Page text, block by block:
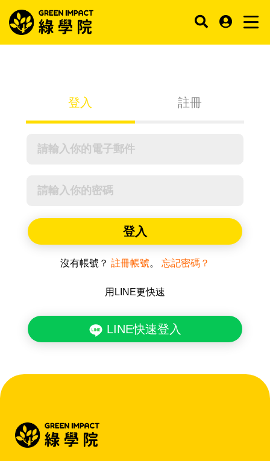
登入 註冊
登入
沒有帳號？ 註冊帳號。 忘記密碼？
用LINE更快速
LINE快速登入